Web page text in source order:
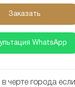
Заказать
WhatsApp
черте города если